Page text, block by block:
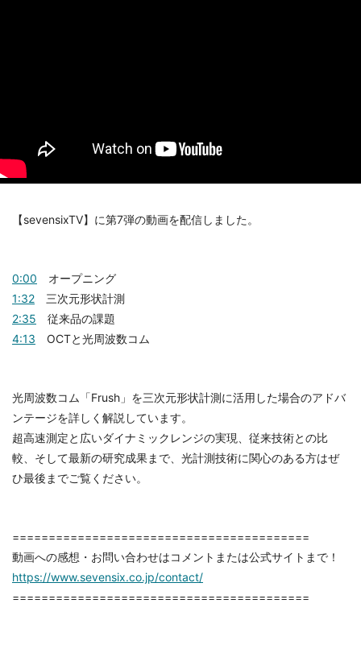
【sevensixTV】に第7弾の動画を配信しました。
0:00 オープニング
1:32 三次元形状計測
2:35 従来品の課題
4:13 OCTと光周波数コム
光周波数コム「Frush」を三次元形状計測に活用した場合のアドバ
ンテージを詳しく解説しています。
超高速測定と広いダイナミックレンジの実現、従来技術との比
較、そして最新の研究成果まで、光計測技術に関心のある方はぜ
ひ最後までご覧ください。
=========================================
動画への感想・お問い合わせはコメントまたは公式サイトまで！
https://www.sevensix.co.jp/contact/
=========================================